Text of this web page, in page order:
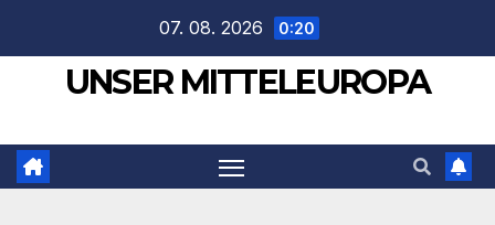
springen
07. 08. 2026 0:20
UNSER MITTELEUROPA